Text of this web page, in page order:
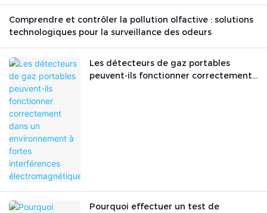
Comprendre et contrôler la pollution olfactive : solutions
technologiques pour la surveillance des odeurs
Les détecteurs de gaz portables
peuvent-ils fonctionner correctement
Pourquoi effectuer un test de